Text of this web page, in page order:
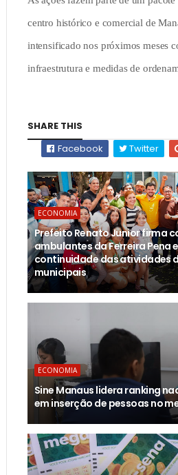
centro histórico e comercial de
intensificado nos próximos meses
infraestrutura e medidas de
SHARE THIS
Facebook
Twitter
ECONOMIA
Prefeito Renato Junior firma
ambulantes da Ferreira Pena
continuidade das atividades
municipais
ECONOMIA
Sine Manaus lidera ranking
em inserção de pessoas no